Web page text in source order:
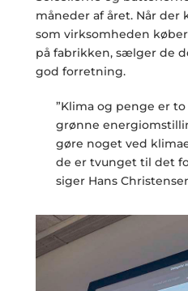
måneder af året. Når
som virksomheden
på fabrikken, sælger de
god forretning.
”Klima og penge er
grønne
gøre noget ved
de er tvunget til det
siger Hans